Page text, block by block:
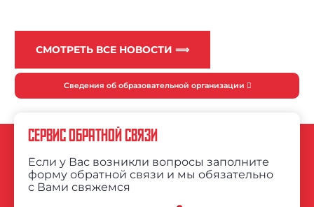
СМОТРЕТЬ ВСЕ НОВОСТИ ⟹
Сведения об образовательной организации
СЕРВИС ОБРАТНОЙ СВЯЗИ
Если у Вас возникли вопросы заполните
форму обратной связи и мы обязательно
с Вами свяжемся